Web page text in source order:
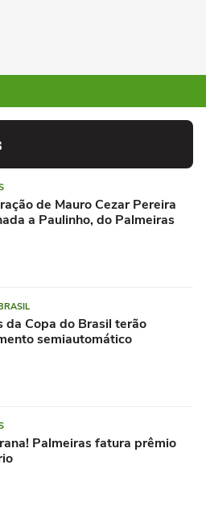
de Mauro Cezar Pereira
a Paulinho, do Palmeiras
da Copa do Brasil terão
semiautomático
Palmeiras fatura prêmio